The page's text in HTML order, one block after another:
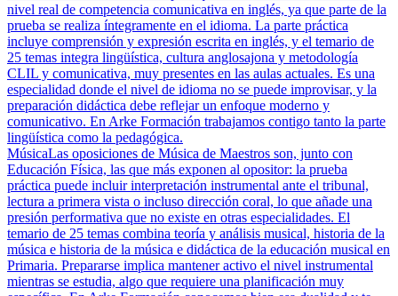
nivel real de competencia comunicativa en inglés, ya que parte de la
prueba se realiza íntegramente en el idioma. La parte práctica
incluye comprensión y expresión escrita en inglés, y el temario de
25 temas integra lingüística, cultura anglosajona y metodología
CLIL y comunicativa, muy presentes en las aulas actuales. Es una
especialidad donde el nivel de idioma no se puede improvisar, y la
preparación didáctica debe reflejar un enfoque moderno y
comunicativo. En Arke Formación trabajamos contigo tanto la parte
lingüística como la pedagógica.
MúsicaLas oposiciones de Música de Maestros son, junto con
Educación Física, las que más exponen al opositor: la prueba
práctica puede incluir interpretación instrumental ante el tribunal,
lectura a primera vista o incluso dirección coral, lo que añade una
presión performativa que no existe en otras especialidades. El
temario de 25 temas combina teoría y análisis musical, historia de la
música e historia de la música e didáctica de la educación musical en
Primaria. Prepararse implica mantener activo el nivel instrumental
mientras se estudia, algo que requiere una planificación muy